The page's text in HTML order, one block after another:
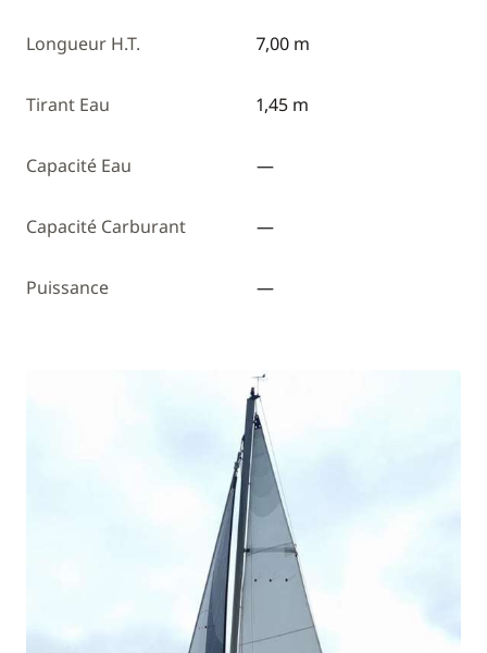
Longueur H.T. 7,00 m
Tirant Eau 1,45 m
Capacité Eau —
Capacité Carburant —
Puissance —